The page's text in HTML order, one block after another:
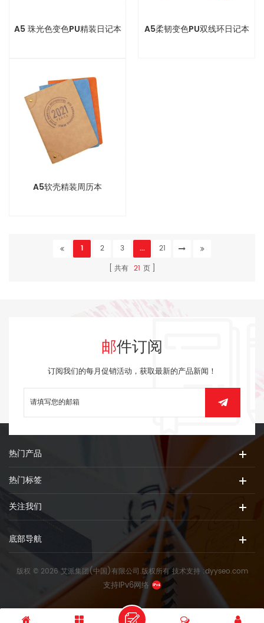
A5 珠光色变色PU精装日记本 A5柔韧变色PU双线环日记本
A5软壳精装周历本
1 2 3 ...
21
共有 21 页
邮件订阅
订阅我们的每月促销活动，获取最新的产品新闻！
热门产品
热门标签
关注我们
底部导航
版权 © 2026 艾派集团(中国)有限公司.版权所有技术支持 :dyyseo.com
支持IPv6网络